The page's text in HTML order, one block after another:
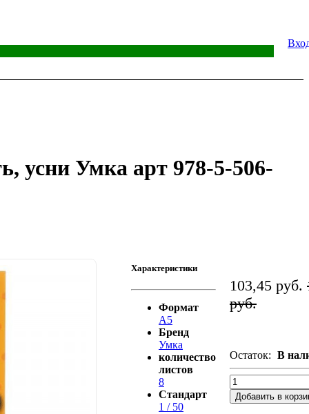
усни Умка арт 978-5-506-
Характеристики
Формат
А5
Бренд
Умка
количество
листов
8
Стандарт
1 / 50
103,45 руб.
руб.
Остаток: В
Добавить в